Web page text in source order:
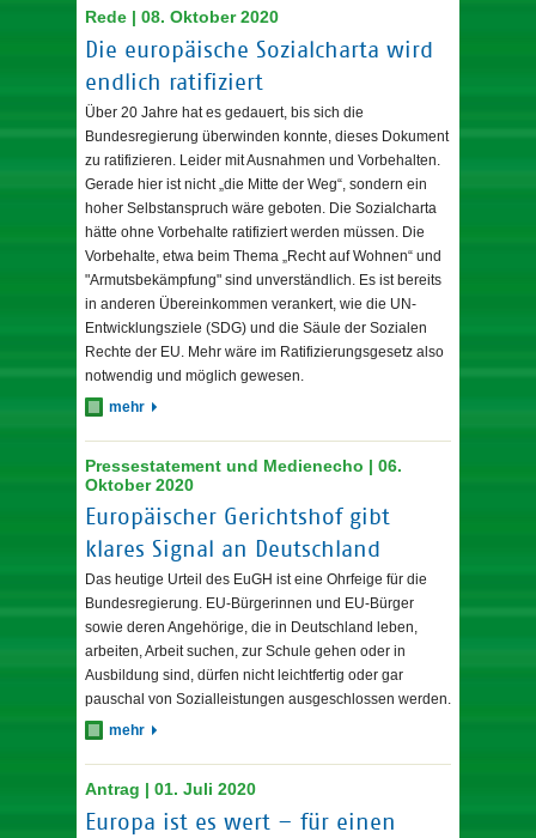
Rede | 08. Oktober 2020
Die europäische Sozialcharta wird
endlich ratifiziert
Über 20 Jahre hat es gedauert, bis sich die
Bundesregierung überwinden konnte, dieses Dokument
zu ratifizieren. Leider mit Ausnahmen und Vorbehalten.
Gerade hier ist nicht „die Mitte der Weg“, sondern ein
hoher Selbstanspruch wäre geboten. Die Sozialcharta
hätte ohne Vorbehalte ratifiziert werden müssen. Die
Vorbehalte, etwa beim Thema „Recht auf Wohnen“ und
"Armutsbekämpfung" sind unverständlich. Es ist bereits
in anderen Übereinkommen verankert, wie die UN-
Entwicklungsziele (SDG) und die Säule der Sozialen
Rechte der EU. Mehr wäre im Ratifizierungsgesetz also
notwendig und möglich gewesen.
mehr
Pressestatement und Medienecho | 06.
Oktober 2020
Europäischer Gerichtshof gibt
klares Signal an Deutschland
Das heutige Urteil des EuGH ist eine Ohrfeige für die
Bundesregierung. EU-Bürgerinnen und EU-Bürger
sowie deren Angehörige, die in Deutschland leben,
arbeiten, Arbeit suchen, zur Schule gehen oder in
Ausbildung sind, dürfen nicht leichtfertig oder gar
pauschal von Sozialleistungen ausgeschlossen werden.
mehr
Antrag | 01. Juli 2020
Europa ist es wert – für einen